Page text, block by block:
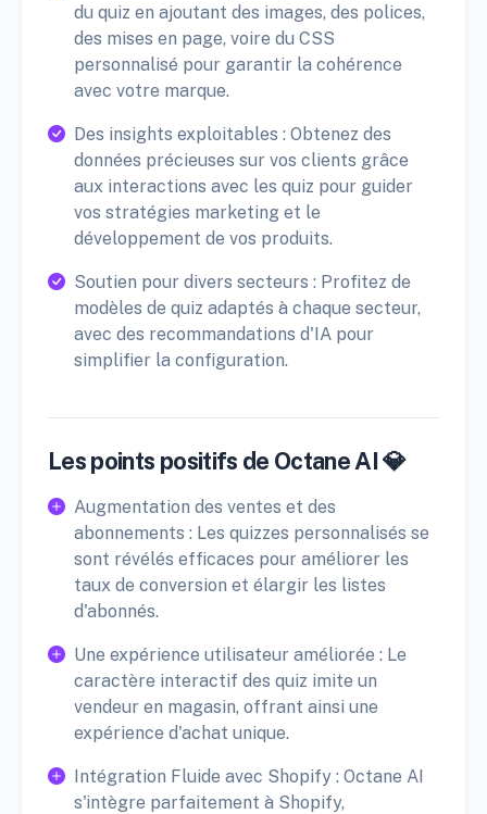
du quiz en ajoutant des images, des polices,
des mises en page, voire du CSS
personnalisé pour garantir la cohérence
avec votre marque.
Des insights exploitables : Obtenez des
données précieuses sur vos clients grâce
aux interactions avec les quiz pour guider
vos stratégies marketing et le
développement de vos produits.
Soutien pour divers secteurs : Profitez de
modèles de quiz adaptés à chaque secteur,
avec des recommandations d'IA pour
simplifier la configuration.
Les points positifs de Octane AI 💎
Augmentation des ventes et des
abonnements : Les quizzes personnalisés se
sont révélés efficaces pour améliorer les
taux de conversion et élargir les listes
d'abonnés.
Une expérience utilisateur améliorée : Le
caractère interactif des quiz imite un
vendeur en magasin, offrant ainsi une
expérience d'achat unique.
Intégration Fluide avec Shopify : Octane AI
s'intègre parfaitement à Shopify,